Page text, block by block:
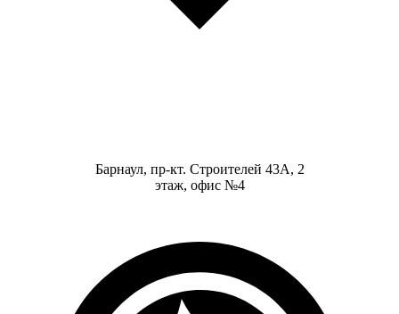
Барнаул, пр-кт. Строителей 43А, 2
этаж, офис №4